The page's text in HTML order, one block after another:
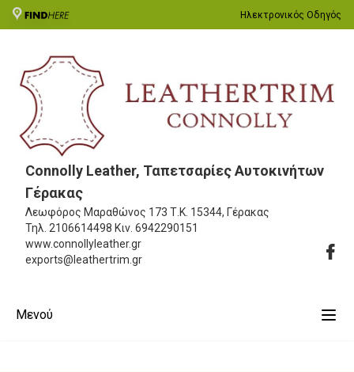
Ηλεκτρονικός Οδηγός
Connolly Leather, Ταπετσαρίες Αυτοκινήτων
Γέρακας
Λεωφόρος Μαραθώνος 173 Τ.Κ. 15344, Γέρακας
Τηλ. 2106614498 Κιν. 6942290151
www.connollyleather.gr
exports@leathertrim.gr
Μενού